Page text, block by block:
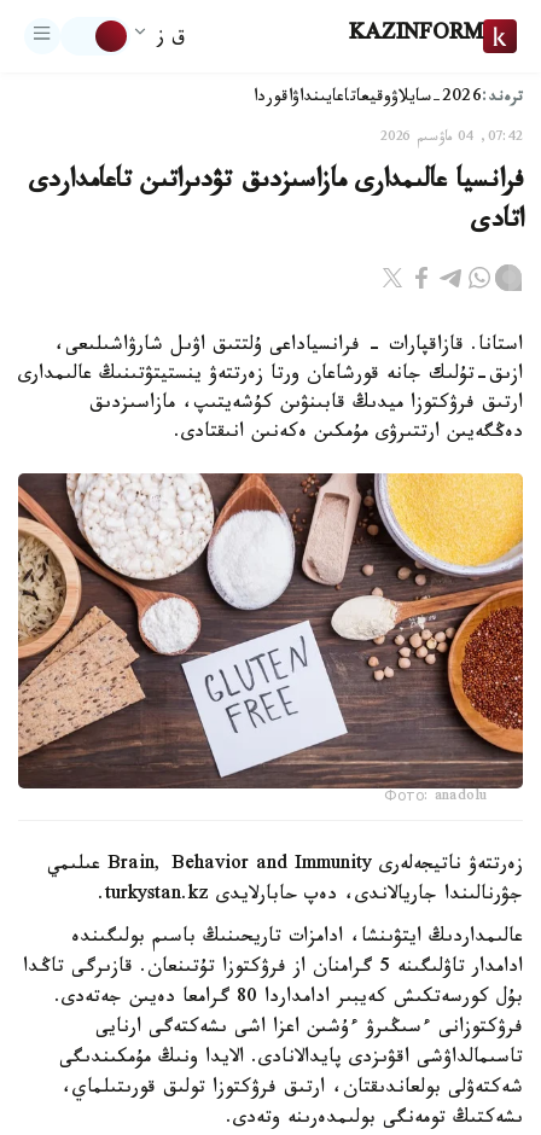
KAZINFORM ق ز
ترەند:2026-سايلاۋ وقيعاتاعايىنداۋاقوردا
07:42, 04 ماۋسىم 2026
فرانسيا عالىمدارى مازاسىزدىق تۋدىراتىن تاعامداردى
اتادى
استانا. قازاقپارات - فرانسياداعى ۇلتتىق اۋىل شارۋاشىلىعى،
ازىق-تۇلىك جانە قورشاعان ورتا زەرتتەۋ ينستيتۋتىنىڭ عالىمدارى
ارتىق فرۋكتوزا ميدىڭ قابىنۋىن كۇشەيتىپ، مازاسىزدىق
دەڭگەيىن ارتتىرۋى مۇمكىن ەكەنىن انىقتادى.
Фото: anadolu
زەرتتەۋ ناتيجەلەرى Brain, Behavior and Immunity عىلىمي
جۋرنالىندا جاريالاندى، دەپ حابارلايدى turkystan.kz.
عالىمداردىڭ ايتۋىنشا، ادامزات تاريحىنىڭ باسىم بولىگىندە
ادامدار تاۋلىگىنە 5 گرامنان از فرۋكتوزا تۇتىنعان. قازىرگى تاڭدا
بۇل كورسەتكىش كەيبىر ادامداردا 80 گرامعا دەيىن جەتەدى.
فرۋكتوزانى ءسىڭىرۋ ءۇشىن اعزا اشى ىشەكتەگى ارنايى
تاسىمالداۋشى اقۋىزدى پايدالانادى. الايدا ونىڭ مۇمكىندىگى
شەكتەۋلى بولعاندىقتان، ارتىق فرۋكتوزا تولىق قورىتىلماي،
ىشەكتىڭ تومەنگى بولىمدەرىنە وتەدى.